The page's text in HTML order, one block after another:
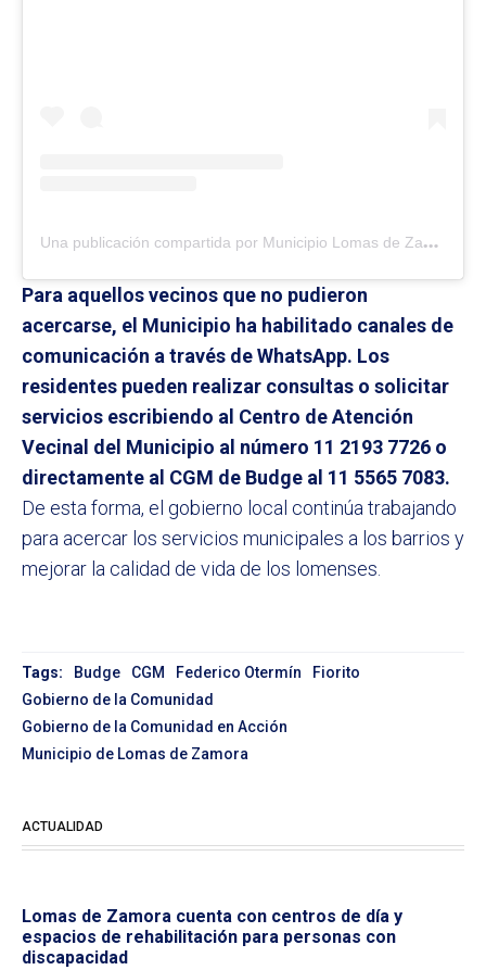
U
na publicación compartida por Municipio Lomas de Zamora (@municipioldz)
Para aquellos vecinos que no pudieron
acercarse, el Municipio ha habilitado canales de
comunicación a través de WhatsApp. Los
residentes pueden realizar consultas o solicitar
servicios escribiendo al Centro de Atención
Vecinal del Municipio al número 11 2193 7726 o
directamente al CGM de Budge al 11 5565 7083.
De esta forma, el gobierno local continúa trabajando
para acercar los servicios municipales a los barrios y
mejorar la calidad de vida de los lomenses.
Tags: Budge CGM Federico Otermín
Fiorito
Gobierno de la Comunidad
Gobierno de la Comunidad en Acción
Municipio de Lomas de Zamora
ACTUALIDAD
Lomas de Zamora cuenta con centros de día y
espacios de rehabilitación para personas con
discapacidad